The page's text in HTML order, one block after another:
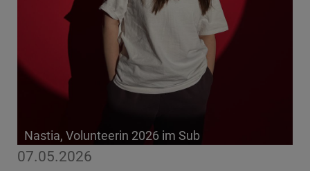
07.05.2026
Nastia, Volunteerin 2026 im Sub